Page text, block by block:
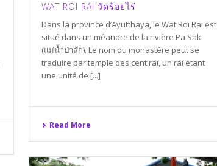
WAT ROI RAI วัดร้อยไร่
Dans la province d’Ayutthaya, le Wat Roi Rai est
situé dans un méandre de la rivière Pa Sak
(แม่น้ำป่าสัก). Le nom du monastère peut se
traduire par temple des cent raï, un raï étant
une unité de [...]
Read More